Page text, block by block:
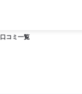
口コミ一覧